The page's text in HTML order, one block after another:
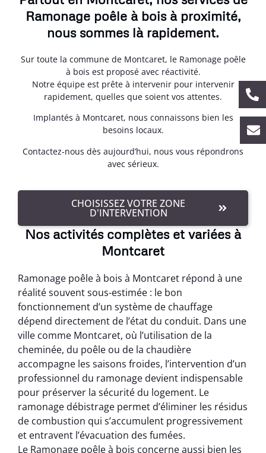
Ramonage poêle à bois à proximité,
nous sommes là rapidement.
Sur toute la commune de Montcaret, le Ramonage poêle
à bois est proposé avec réactivité.
Notre équipe est prête à intervenir pour intervenir
rapidement, quelles que soient vos attentes.
Implantés à Montcaret, nous connaissons bien les
besoins locaux.
Contactez-nous dès aujourd’hui, nous vous répondrons
avec sérieux.
CHOISISSEZ VOTRE ZONE
D'INTERVENTION
Nos activités complètes et variées à
Montcaret
Ramonage poêle à bois à Montcaret répond à une
réalité souvent sous-estimée : le bon
fonctionnement d’un système de chauffage
dépend directement de l’état du conduit. Dans une
ville comme Montcaret, où l’utilisation de la
cheminée, du poêle ou de la chaudière
accompagne les saisons froides, l’intervention d’un
professionnel du ramonage devient indispensable
pour préserver la sécurité du logement. Le
ramonage débistrage permet d’éliminer les résidus
de combustion qui s’accumulent progressivement
et entravent l’évacuation des fumées.
Le Ramonage poêle à bois concerne aussi bien les